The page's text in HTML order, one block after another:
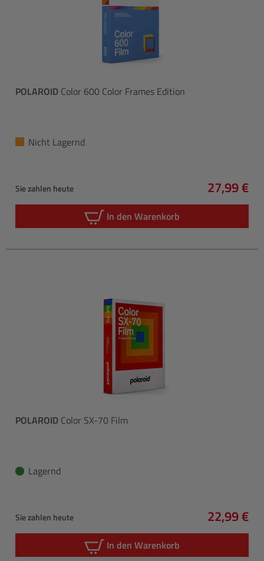
POLAROID Color 600 Color Frames Edition
Nicht Lagernd
Sie zahlen heute 27,99 €
In den Warenkorb
POLAROID Color SX-70 Film
Lagernd
Sie zahlen heute 22,99 €
In den Warenkorb